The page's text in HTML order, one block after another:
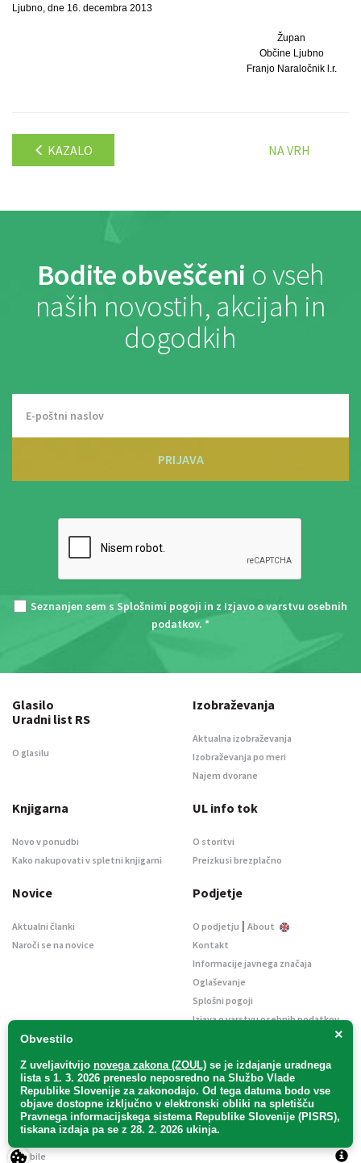
Ljubno, dne 16. decembra 2013
Župan
Občine Ljubno
Franjo Naraločnik l.r.
KAZALO NA VRH
Bodite obveščeni o vseh
naših novostih, akcijah in
dogodkih
PRIJAVA
Seznanjen sem s Splošnimi pogoji in z Izjavo o varstvu osebnih
podatkov. *
×
Obvestilo
Z uveljavitvijo novega zakona (ZOUL) se je izdajanje uradnega
lista s 1. 3. 2026 preneslo neposredno na Službo Vlade
Republike Slovenije za zakonodajo. Od tega datuma bodo vse
objave dostopne izključno v elektronski obliki na spletišču
Pravnega informacijskega sistema Republike Slovenije (PISRS),
tiskana izdaja pa se z 28. 2. 2026 ukinja.
Glasilo
Uradni list RS
O glasilu
Izobraževanja
Aktualna izobraževanja
Izobraževanja po meri
Najem dvorane
Knjigarna
Novo v ponudbi
Kako nakupovati v spletni knjigarni
UL info tok
O storitvi
Preizkusi brezplačno
Novice
Aktualni članki
Naroči se na novice
Podjetje
O podjetju | About
Kontakt
Informacije javnega značaja
Oglaševanje
Splošni pogoji
Izjava o varstvu osebnih podatkov
Uradni list d. o. o. – v likvidaciji / Vse pravice pridržane.
2Mobile